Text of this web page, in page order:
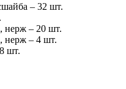
– 32 шт.
нерж – 20 шт.
нерж – 4 шт.
шт.